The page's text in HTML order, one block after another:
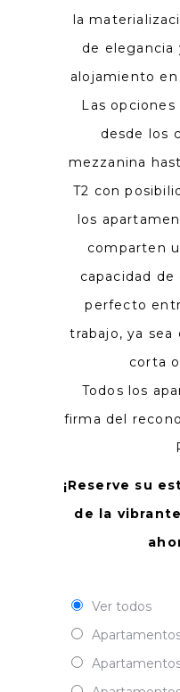
la
de elegancia
alojamiento
Las
desde los
mezzanina
T2 con
los
comparten
capacidad
perfecto
trabajo, ya sea
corta
Todos los
firma del
¡Reserve su
de la
Ver todos
Apartamentos